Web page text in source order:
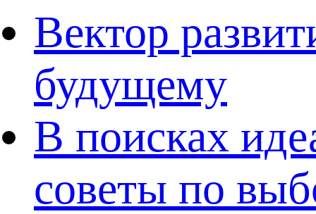
Вектор
будущему
В поисках
советы по